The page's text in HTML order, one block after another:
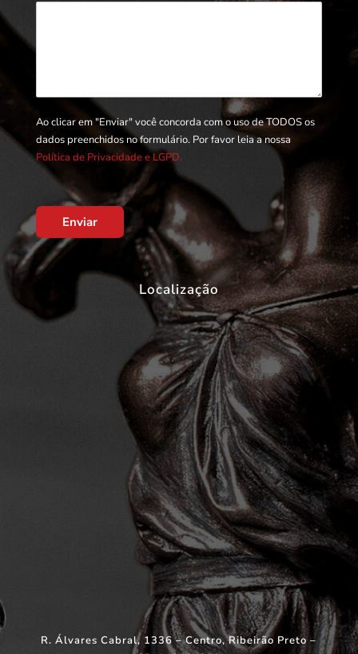
Ao clicar em "Enviar" você concorda com o uso de TODOS os
dados preenchidos no formulário. Por favor leia a nossa
Política de Privacidade e LGPD.
Enviar
Localização
R. Álvares Cabral, 1336 – Centro, Ribeirão Preto –